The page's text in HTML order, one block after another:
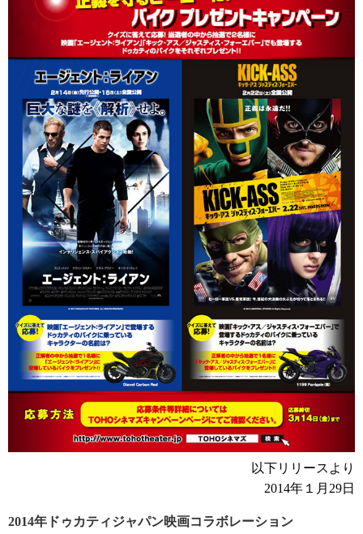
以下リリースより
2014年１月29日
2014年ドゥカティジャパン映画コラボレーション